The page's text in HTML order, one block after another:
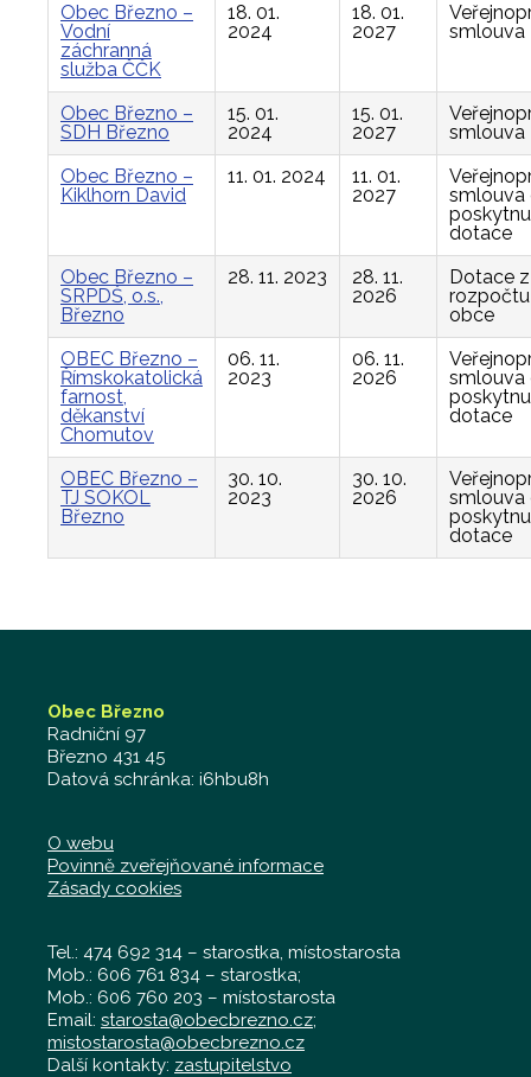
Obec Březno –
Vodní
záchranná
služba ČČK
18. 01.
2024
18. 01.
2027
smlouva
Obec Březno –
SDH Březno
15. 01.
2024
15. 01.
2027
smlouva
Obec Březno –
Kiklhorn David
11. 01. 2024
11. 01.
2027
smlouva
dotace
Obec Březno –
SRPDŠ, o.s.,
Březno
28. 11. 2023
28. 11.
2026
Dotace z
rozpočtu
obce
OBEC Březno –
Římskokatolická
farnost,
děkanství
Chomutov
06. 11.
2023
06. 11.
2026
smlouva
dotace
OBEC Březno –
TJ SOKOL
Březno
30. 10.
2023
30. 10.
2026
smlouva
dotace
Obec Březno
Radniční 97
Březno 431 45
Datová schránka: i6hbu8h
O webu
Povinně zveřejňované informace
Zásady cookies
Tel.: 474 692 314 – starostka, místostarosta
Mob.: 606 761 834 – starostka;
Mob.: 606 760 203 – místostarosta
Email: starosta@obecbrezno.cz;
mistostarosta@obecbrezno.cz
Další kontakty: zastupitelstvo